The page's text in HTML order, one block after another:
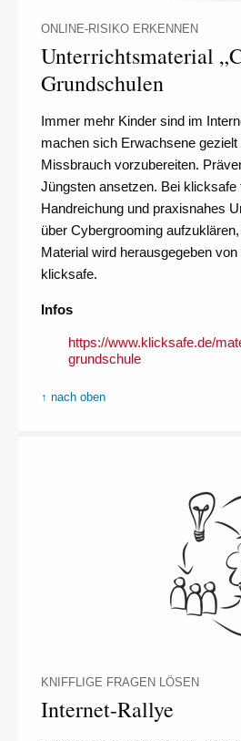
ONLINE-RISIKO ERKENNEN
Unterrichtsmaterial
Grundschulen
Immer mehr Kinder sind im
machen sich Erwachsene
Missbrauch vorzubereiten.
Jüngsten ansetzen. Bei
Handreichung und praxisnahes
über Cybergrooming
Material wird herausgegeben
klicksafe.
Infos
https://www.klicksafe.de/
grundschule
↑ nach oben
KNIFFLIGE FRAGEN LÖSEN
Internet-Rallye